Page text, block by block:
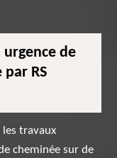
de
RS
les travaux
cheminée sur de